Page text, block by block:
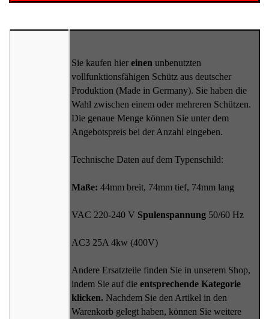
Sie kaufen hier einen unbenutzten
vollfunktionsfähigen Schütz aus deutscher
Produktion (Made in Germany). Sie haben die
Wahl zwischen einem oder mehreren Schützen.
Die genaue Menge können Sie unter dem
Angebotspreis bei der Anzahl eingeben.
Technische Daten auf dem Typenschild:
Maße: 44mm breit, 74mm tief, 74mm lang
VAC 220-240 V Spulenspannung 50/60 Hz
AC3 25A 4kw (400V)
Andere Ersatzteile finden Sie in unserem Shop,
indem Sie auf die entsprechende Kategorie
klicken. Nachdem Sie den Artikel in den
Warenkorb gelegt haben, können Sie weitere